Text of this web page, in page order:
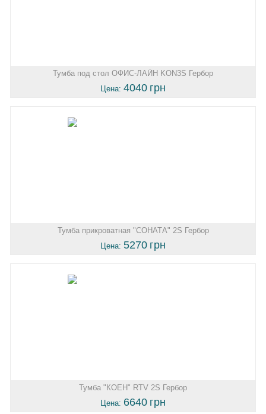
Тумба под стол ОФИС-ЛАЙН KON3S Гербор
Цена: 4040 грн
Тумба прикроватная "СОНАТА" 2S Гербор
Цена: 5270 грн
Тумба "КОЕН" RTV 2S Гербор
Цена: 6640 грн